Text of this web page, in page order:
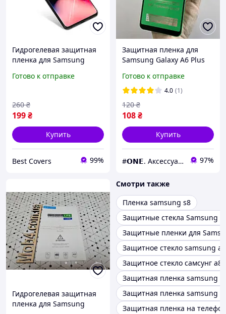
Гидрогелевая защитная
пленка для Samsung
soft прозрачная
Готово к отправке
199₴
260 ₴
Купить
Best Covers 99%
Защитная пленка для
Samsung Galaxy A6 Plus
керамическая пленка на
самсунг а6 плюс черная
c8r
Готово к отправке
4.0 (1)
108₴
120 ₴
Купить
#𝗢𝗡𝗘. Аксессуары к смартфонам 97%
Гидрогелевая защитная
пленка для Samsung
Смотри также
Пленка samsung s8
Защитные стекла Samsung
Защитные пленки для
Защитное стекло samsung
Защитное стекло самсунг а8
Защитная пленка samsung
Защитная пленка samsung
Защитная пленка на